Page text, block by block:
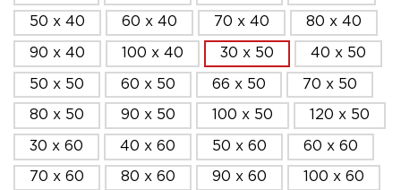
50 x 40 60 x 40 70 x 40 80 x 40
90 x 40 100 x 40 30 x 50 40 x 50
50 x 50 60 x 50 66 x 50 70 x 50
80 x 50 90 x 50 100 x 50 120 x 50
30 x 60 40 x 60 50 x 60 60 x 60
70 x 60 80 x 60 90 x 60 100 x 60